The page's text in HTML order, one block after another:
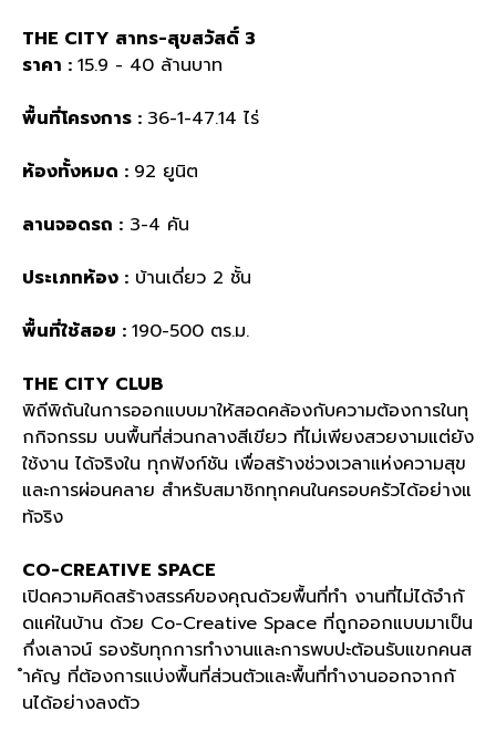
THE CITY สาทร-สุขสวัสดิ์ 3
ราคา : 15.9 - 40 ล้านบาท
พื้นที่โครงการ : 36-1-47.14 ไร่
ห้องทั้งหมด : 92 ยูนิต
ลานจอดรถ : 3-4 คัน
ประเภทห้อง : บ้านเดี่ยว 2 ชั้น
พื้นที่ใช้สอย : 190-500 ตร.ม.
THE CITY CLUB
พิถีพิถันในการออกแบบมาให้สอดคล้องกับความต้องการในทุ
กกิจกรรม บนพื้นที่ส่วนกลางสีเขียว ที่ไม่เพียงสวยงามแต่ยัง
ใช้งาน ได้จริงใน ทุกฟังก์ชัน เพื่อสร้างช่วงเวลาแห่งความสุข
และการผ่อนคลาย สำหรับสมาชิกทุกคนในครอบครัวได้อย่างแ
ท้จริง
CO-CREATIVE SPACE
เปิดความคิดสร้างสรรค์ของคุณด้วยพื้นที่ทำ งานที่ไม่ได้จำกั
ดแค่ในบ้าน ด้วย Co-Creative Space ที่ถูกออกแบบมาเป็น
กึ่งเลาจน์ รองรับทุกการทำงานและการพบปะต้อนรับแขกคนส
ำคัญ ที่ต้องการแบ่งพื้นที่ส่วนตัวและพื้นที่ทำงานออกจากกั
นได้อย่างลงตัว